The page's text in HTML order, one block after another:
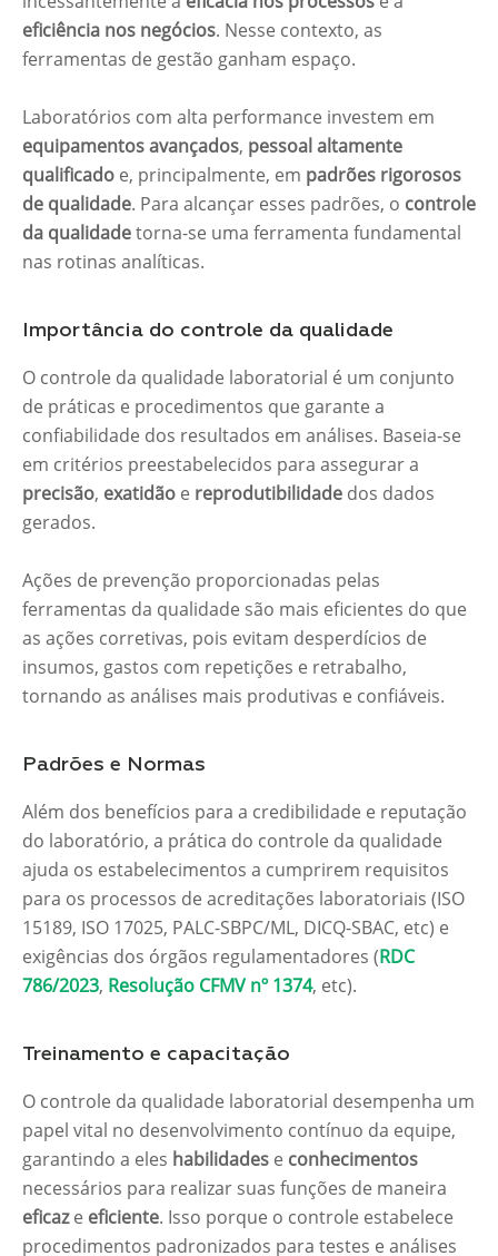
eficiência nos negócios. Nesse contexto, as
ferramentas de gestão ganham espaço.
Laboratórios com alta performance investem em
equipamentos avançados, pessoal altamente
qualificado e, principalmente, em padrões rigorosos
de qualidade. Para alcançar esses padrões, o controle
da qualidadetorna-se uma ferramenta fundamental
nas rotinas analíticas.
Importância do controle da qualidade
O controle da qualidade laboratorial é um conjunto
de práticas e procedimentos que garante a
confiabilidade dos resultados em análises. Baseia-se
em critérios preestabelecidos para assegurar a
precisão, exatidão e reprodutibilidade dos dados
gerados.
Ações de prevenção proporcionadas pelas
ferramentas da qualidade são mais eficientes do que
as ações corretivas, pois evitam desperdícios de
insumos, gastos com repetições e retrabalho,
tornando as análises mais produtivas e confiáveis.
Padrões e Normas
Além dos benefícios para a credibilidade e reputação
do laboratório, a prática do controle da qualidade
ajuda os estabelecimentos a cumprirem requisitos
para os processos de acreditações laboratoriais (ISO
15189, ISO 17025, PALC-SBPC/ML, DICQ-SBAC, etc) e
exigências dos órgãos regulamentadores (RDC
786/2023, Resolução CFMV nº 1374, etc).
Treinamento e capacitação
O controle da qualidade laboratorial desempenha um
papel vital no desenvolvimento contínuo da equipe,
garantindo a eles habilidades e conhecimentos
necessários para realizar suas funções de maneira
eficaze eficiente. Isso porque o controle estabelece
procedimentos padronizados para testes e análises